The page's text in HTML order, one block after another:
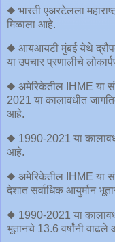
◆ भारती एअरटेलला
मिळाला आहे.
◆ आयआयटी मुंबई येथे
या उपचार प्रणालीचे
◆ अमेरिकेतील IHME या
2021 या कालावधीत
आहे.
◆ 1990-2021 या
आहे.
◆ अमेरिकेतील IHME या
देशात सर्वाधिक आयुर्मान
◆ 1990-2021 या
भूतानचे 13.6 वर्षांनी वाढले